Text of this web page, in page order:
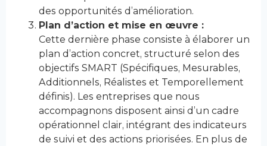
des opportunités d’amélioration​.
Plan d’action et mise en œuvre :
Cette dernière phase consiste à élaborer un
plan d’action concret, structuré selon des
objectifs SMART (Spécifiques, Mesurables,
Additionnels, Réalistes et Temporellement
définis). Les entreprises que nous
accompagnons disposent ainsi d’un cadre
opérationnel clair, intégrant des indicateurs
de suivi et des actions priorisées. En plus de